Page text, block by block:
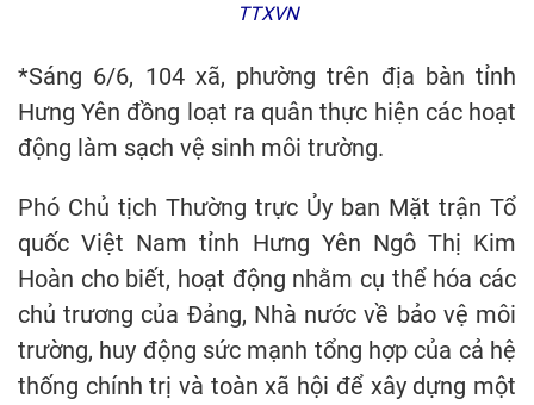
TTXVN
*Sáng 6/6, 104 xã, phường trên địa bàn tỉnh
Hưng Yên đồng loạt ra quân thực hiện các hoạt
động làm sạch vệ sinh môi trường.
Phó Chủ tịch Thường trực Ủy ban Mặt trận Tổ
quốc Việt Nam tỉnh Hưng Yên Ngô Thị Kim
Hoàn cho biết, hoạt động nhằm cụ thể hóa các
chủ trương của Đảng, Nhà nước về bảo vệ môi
trường, huy động sức mạnh tổng hợp của cả hệ
thống chính trị và toàn xã hội để xây dựng một